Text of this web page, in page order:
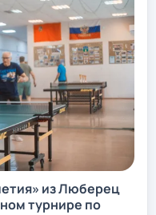
из Люберец
турнире по